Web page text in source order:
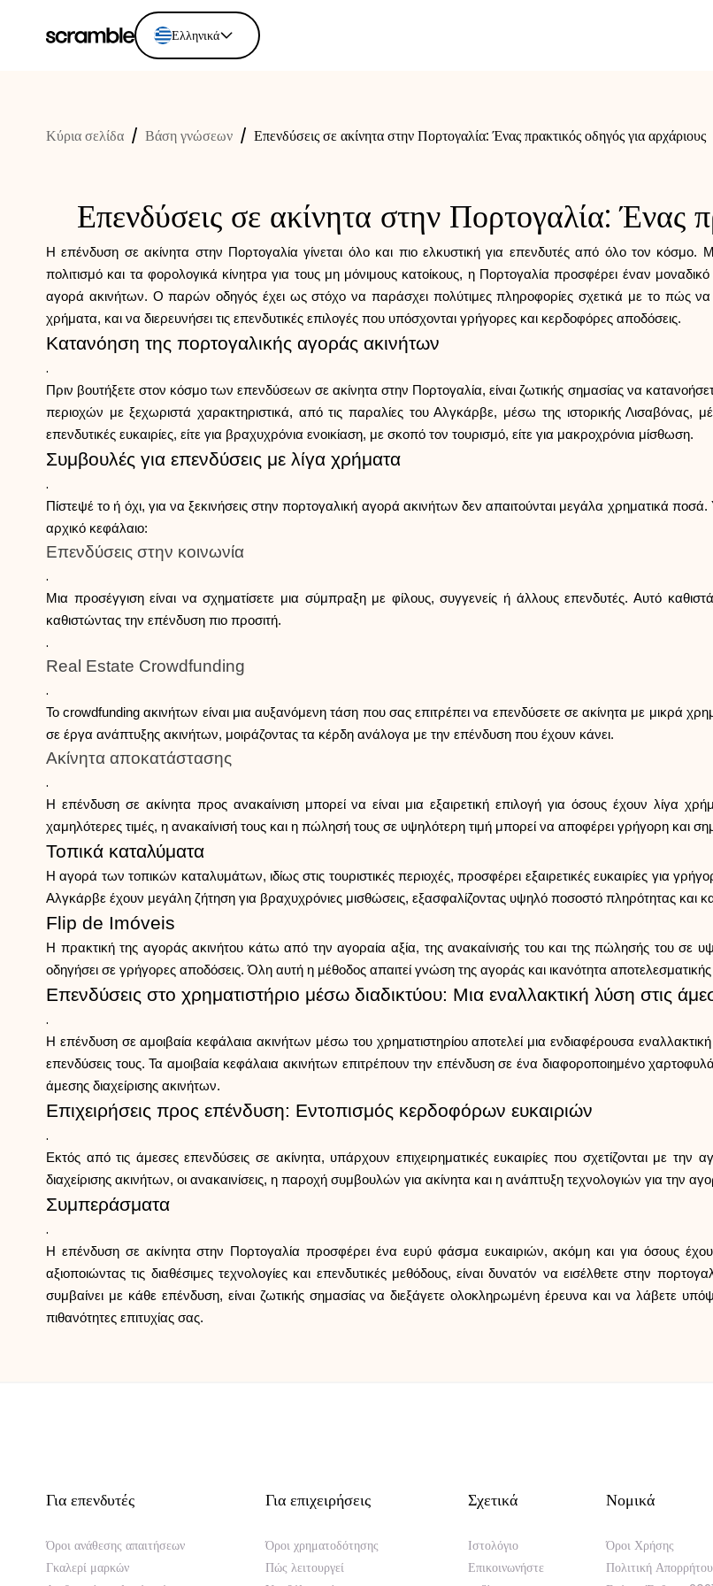
Ελληνικά
Español
Deutsch
Eesti keel
Κύρια σελίδα / Βάση γνώσεων / Επενδύσεις σε ακίνητα στην Πορτογαλία: Ένας πρακτικός οδηγός για αρχάριους
Επενδύσεις σε ακίνητα στην Πορτογαλία: Ένας
Η επένδυση σε ακίνητα στην Πορτογαλία γίνεται όλο και πιο ελκυστική για επενδυτές από όλο τον
πολιτισμό και τα φορολογικά κίνητρα για τους μη μόνιμους κατοίκους, η Πορτογαλία προσφέρει έναν
αγορά ακινήτων. Ο παρών οδηγός έχει ως στόχο να παράσχει πολύτιμες πληροφορίες σχετικά με το πώς να
χρήματα, και να διερευνήσει τις επενδυτικές επιλογές που υπόσχονται γρήγορες και κερδοφόρες αποδόσεις.
Κατανόηση της πορτογαλικής αγοράς ακινήτων
.
Πριν βουτήξετε στον κόσμο των επενδύσεων σε ακίνητα στην Πορτογαλία, είναι ζωτικής σημασίας να
περιοχών με ξεχωριστά χαρακτηριστικά, από τις παραλίες του Αλγκάρβε, μέσω της ιστορικής Λισαβόνας,
επενδυτικές ευκαιρίες, είτε για βραχυχρόνια ενοικίαση, με σκοπό τον τουρισμό, είτε για μακροχρόνια μίσθωση.
Συμβουλές για επενδύσεις με λίγα χρήματα
.
Πίστεψέ το ή όχι, για να ξεκινήσεις στην πορτογαλική αγορά ακινήτων δεν απαιτούνται μεγάλα χρηματικά
αρχικό κεφάλαιο:
Επενδύσεις στην κοινωνία
.
Μια προσέγγιση είναι να σχηματίσετε μια σύμπραξη με φίλους, συγγενείς ή άλλους επενδυτές. Αυτό
καθιστώντας την επένδυση πιο προσιτή.
.
Real Estate Crowdfunding
.
Το crowdfunding ακινήτων είναι μια αυξανόμενη τάση που σας επιτρέπει να επενδύσετε σε ακίνητα με μικρά
σε έργα ανάπτυξης ακινήτων, μοιράζοντας τα κέρδη ανάλογα με την επένδυση που έχουν κάνει.
Ακίνητα αποκατάστασης
.
Η επένδυση σε ακίνητα προς ανακαίνιση μπορεί να είναι μια εξαιρετική επιλογή για όσους έχουν λίγα
χαμηλότερες τιμές, η ανακαίνισή τους και η πώλησή τους σε υψηλότερη τιμή μπορεί να αποφέρει γρήγορη και
Τοπικά καταλύματα
Η αγορά των τοπικών καταλυμάτων, ιδίως στις τουριστικές περιοχές, προσφέρει εξαιρετικές ευκαιρίες για
Αλγκάρβε έχουν μεγάλη ζήτηση για βραχυχρόνιες μισθώσεις, εξασφαλίζοντας υψηλό ποσοστό πληρότητας και
Flip de Imóveis
Η πρακτική της αγοράς ακινήτου κάτω από την αγοραία αξία, της ανακαίνισής του και της πώλησής του σε
οδηγήσει σε γρήγορες αποδόσεις. Όλη αυτή η μέθοδος απαιτεί γνώση της αγοράς και ικανότητα
Επενδύσεις στο χρηματιστήριο μέσω διαδικτύου: Μια εναλλακτική λύση στις
.
Η επένδυση σε αμοιβαία κεφάλαια ακινήτων μέσω του χρηματιστηρίου αποτελεί μια ενδιαφέρουσα
επενδύσεις τους. Τα αμοιβαία κεφάλαια ακινήτων επιτρέπουν την επένδυση σε ένα διαφοροποιημένο
άμεσης διαχείρισης ακινήτων.
Επιχειρήσεις προς επένδυση: Εντοπισμός κερδοφόρων ευκαιριών
.
Εκτός από τις άμεσες επενδύσεις σε ακίνητα, υπάρχουν επιχειρηματικές ευκαιρίες που σχετίζονται με την
διαχείρισης ακινήτων, οι ανακαινίσεις, η παροχή συμβουλών για ακίνητα και η ανάπτυξη τεχνολογιών για την
Συμπεράσματα
.
Η επένδυση σε ακίνητα στην Πορτογαλία προσφέρει ένα ευρύ φάσμα ευκαιριών, ακόμη και για όσους
αξιοποιώντας τις διαθέσιμες τεχνολογίες και επενδυτικές μεθόδους, είναι δυνατόν να εισέλθετε στην
συμβαίνει με κάθε επένδυση, είναι ζωτικής σημασίας να διεξάγετε ολοκληρωμένη έρευνα και να λάβετε
πιθανότητες επιτυχίας σας.
Για επενδυτές
Όροι ανάθεσης απαιτήσεων
Γκαλερί μαρκών
Για επιχειρήσεις
Όροι χρηματοδότησης
Πώς λειτουργεί
Σχετικά
Ιστολόγιο
Επικοινωνήστε
Νομικά
Όροι Χρήσης
Πολιτική Απορρήτου